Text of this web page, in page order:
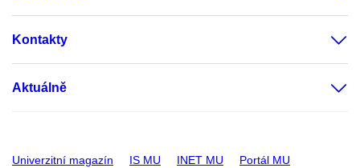
Kontakty
Aktuálně
Univerzitní magazín IS MU INET MU Portál MU